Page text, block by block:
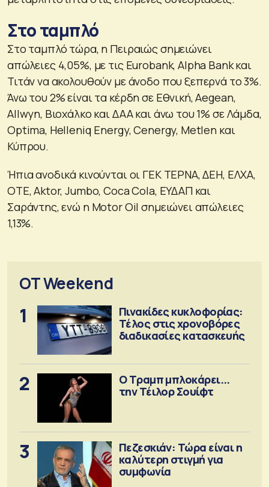
Στο ταμπλό
Στο ταμπλό τώρα, η Πειραιώς σημειώνει
απώλειες 4,05%, με τις Eurobank, Alpha Bank και
Τιτάν να ακολουθούν με άνοδο που ξεπερνά το 3%.
Άνω του 2% είναι τα κέρδη σε Εθνική, Aegean,
Allwyn, Βιοχάλκο και ΔΑΑ και άνω του 1% σε Λάμδα,
Optima, Helleniq Energy, Cenergy, Metlen και
Κύπρου.
Ήπια ανοδικά κινούνται οι ΓΕΚ ΤΕΡΝΑ, ΔΕΗ, ΕΛΧΑ,
ΟΤΕ, Aktor, Jumbo, Coca Cola, ΕΥΔΑΠ και
Σαράντης, ενώ η Motor Oil σημειώνει απώλειες
1,13%.
OT Weekend
1
Πινακίδες κυκλοφορίας:
Τέλος στις χρονοβόρες
διαδικασίες κατασκευής
2
Ο Τραμπ μπλοκάρει...
την Τέιλορ Σουίφτ
3
Πεζεσκιάν: Τώρα είναι η
καλύτερη στιγμή για
συμφωνία